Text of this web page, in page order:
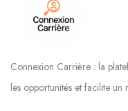
Connexion Carrière : la
les opportunités et facilite un